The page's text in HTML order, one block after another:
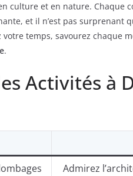
culture et en nature. Chaque
et il n’est pas surprenant
votre temps, savourez chaque
.
Activités à
Admirez